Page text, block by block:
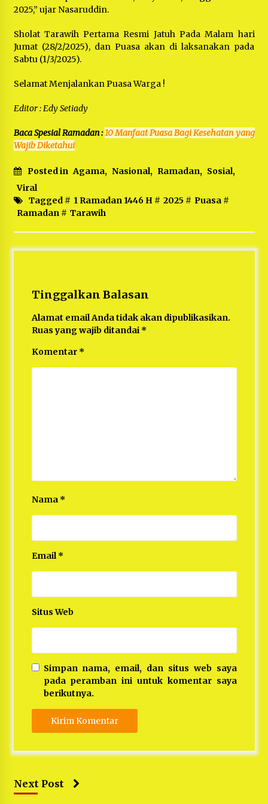
2025,” ujar Nasaruddin.
Sholat Tarawih Pertama Resmi Jatuh Pada Malam hari
Jumat (28/2/2025), dan Puasa akan di laksanakan pada
Sabtu (1/3/2025).
Selamat Menjalankan Puasa Warga !
Editor : Edy Setiady
Baca Spesial Ramadan :10 Manfaat Puasa Bagi Kesehatan yang
Wajib Diketahui
Posted in Agama, Nasional, Ramadan, Sosial,
Viral
Tagged # 1 Ramadan 1446 H# 2025# Puasa#
Ramadan# Tarawih
Tinggalkan Balasan
Alamat email Anda tidak akan dipublikasikan.
Ruas yang wajib ditandai *
Komentar *
Nama *
Email*
Situs Web
Simpan nama, email, dan situs web saya
pada peramban ini untuk komentar saya
berikutnya.
Next Post